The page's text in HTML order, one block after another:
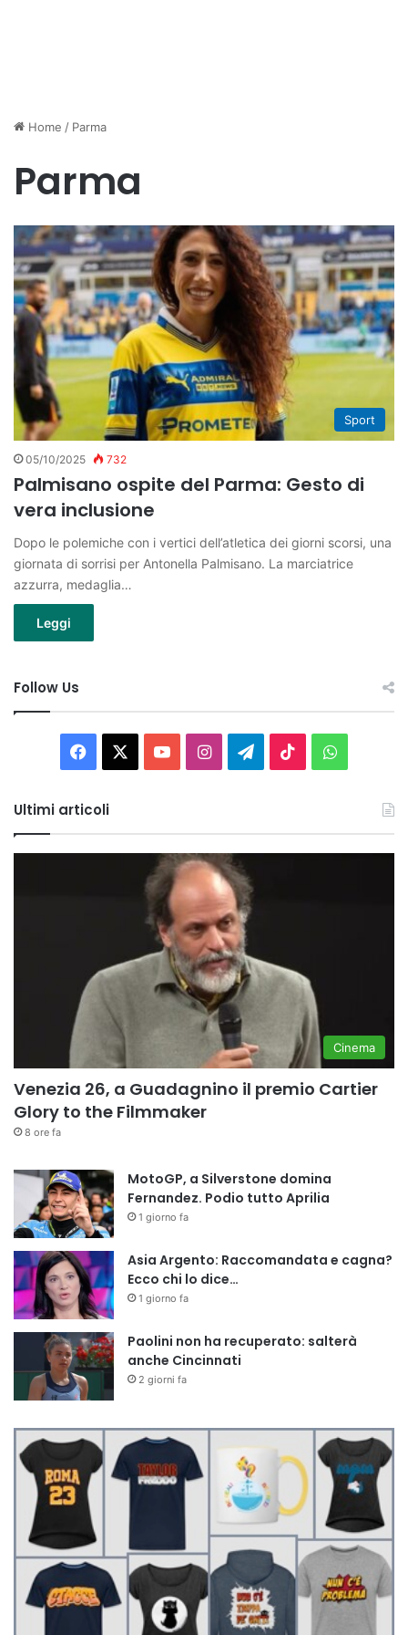
Home / Parma
Parma
Sport
05/10/2025 732
Palmisano ospite del Parma: Gesto di
vera inclusione
Dopo le polemiche con i vertici dell’atletica dei giorni scorsi, una
giornata di sorrisi per Antonella Palmisano. La marciatrice
azzurra, medaglia…
Leggi
Follow Us
Facebook You InstagramTelegram
TikTok
Ultimi articoli
Cinema
Venezia 26, a Guadagnino il premio Cartier
Glory to the Filmmaker
8 ore fa
MotoGP, a Silverstone domina
Fernandez. Podio tutto Aprilia
1 giorno fa
Asia Argento: Raccomandata e cagna?
Ecco chi lo dice…
1 giorno fa
Paolini non ha recuperato: salterà
anche Cincinnati
2 giorni fa